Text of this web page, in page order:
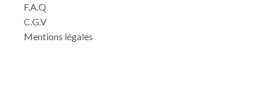
F.A.Q
C.G.V
Mentions légales